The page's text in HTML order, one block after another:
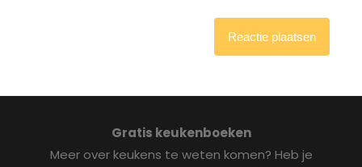
Gratis keukenboeken
Meer over keukens te weten komen? Heb je